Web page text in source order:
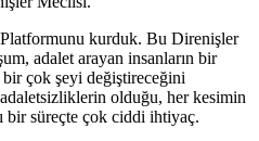
Platformunu kurduk. Bu Direnişler
adalet arayan insanların bir
çok şeyi değiştireceğini
olduğu, her kesimin
bir süreçte çok ciddi ihtiyaç.